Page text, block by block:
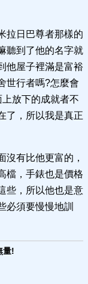
拉日巴尊者那樣的
聽到了他的名字就
他屋子裡滿是富裕
世行者嗎?怎麼會
放下的成就者不
了，所以我是真正
沒有比他更富的，
檔，手錶也是價格
些，所以他也是意
必須要慢慢地訓
量!